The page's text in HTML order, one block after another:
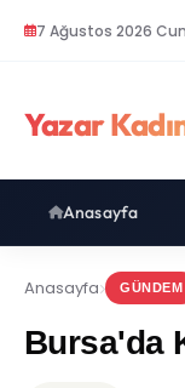
7 Ağustos 2026
Yazar
Anasayfa
Anasayfa GÜNDEM
Bursa'da